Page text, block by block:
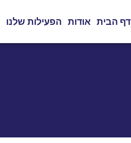
דף הבית אודות הפעילות שלנו